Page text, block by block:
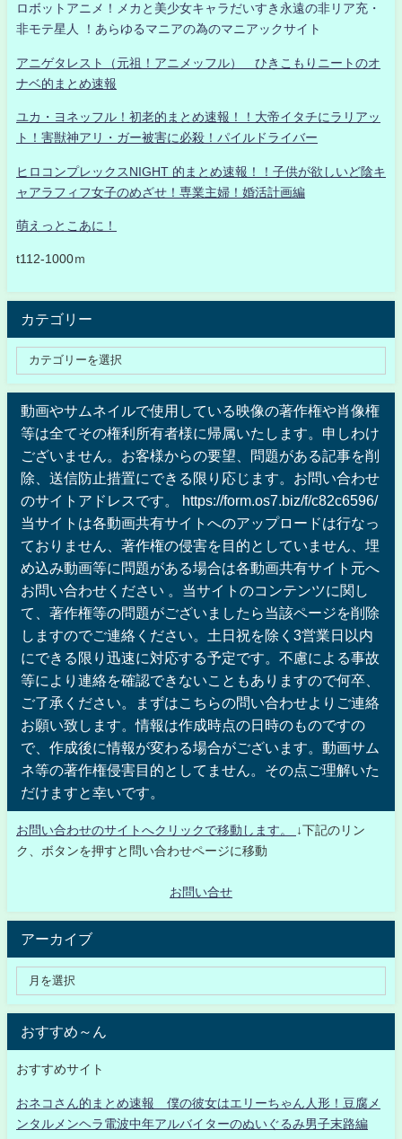
ロボットアニメ！メカと美少女キャラだいすき永遠の非リア充・
非モテ星人 ！あらゆるマニアの為のマニアックサイト
アニゲタレスト（元祖！アニメッフル） ひきこもりニートのオ
ナベ的まとめ速報
ユカ・ヨネッフル！初老的まとめ速報！！大帝イタチにラリアッ
ト！害獣神アリ・ガー被害に必殺！パイルドライバー
ヒロコンプレックスNIGHT 的まとめ速報！！子供が欲しいど陰キ
ャアラフィフ女子のめざせ！専業主婦！婚活計画編
萌えっとこあに！
t112-1000ｍ
カテゴリー
動画やサムネイルで使用している映像の著作権や肖像権
等は全てその権利所有者様に帰属いたします。申しわけ
ございません。お客様からの要望、問題がある記事を削
除、送信防止措置にできる限り応じます。お問い合わせ
のサイトアドレスです。 https://form.os7.biz/f/c82c6596/
当サイトは各動画共有サイトへのアップロードは行なっ
ておりません、著作権の侵害を目的としていません、埋
め込み動画等に問題がある場合は各動画共有サイト元へ
お問い合わせください 。当サイトのコンテンツに関し
て、著作権等の問題がございましたら当該ページを削除
しますのでご連絡ください。土日祝を除く3営業日以内
にできる限り迅速に対応する予定です。不慮による事故
等により連絡を確認できないこともありますので何卒、
ご了承ください。まずはこちらの問い合わせよりご連絡
お願い致します。情報は作成時点の日時のものですの
で、作成後に情報が変わる場合がございます。動画サム
ネ等の著作権侵害目的としてません。その点ご理解いた
だけますと幸いです。
お問い合わせのサイトへクリックで移動します。
↓下記のリン
ク、ボタンを押すと問い合わせページに移動
お問い合せ
アーカイブ
おすすめ～ん
おすすめサイト
おネコさん的まとめ速報 僕の彼女はエリーちゃん人形！豆腐メ
ンタルメンヘラ電波中年アルバイターのぬいぐるみ男子末路編